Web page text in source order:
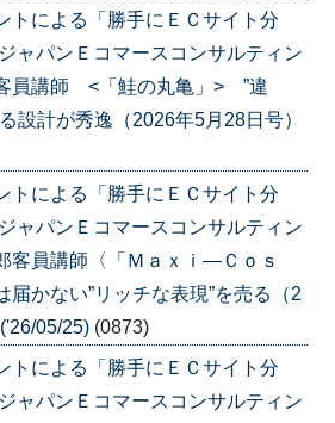
トによる「勝手にＥＣサイト分
パンＥコマースコンサルティン
員講師 <「鮭の丸亀」> ”違
設計が秀逸（2026年5月28日号）
トによる「勝手にＥＣサイト分
パンＥコマースコンサルティン
員講師〈「Ｍａｘｉ―Ｃｏｓ
届かない”リッチな表現”を売る（2
05/25) (0873)
トによる「勝手にＥＣサイト分
パンＥコマースコンサルティン